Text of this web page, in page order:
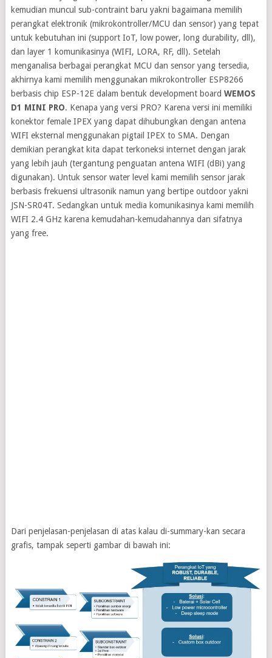
kemudian muncul sub-contraint baru yakni bagaimana memilih
perangkat elektronik (mikrokontroller/MCU dan sensor) yang tepat
untuk kebutuhan ini (support IoT, low power, long durability, dll),
dan layer 1 komunikasinya (WIFI, LORA, RF, dll). Setelah
menganalisa berbagai perangkat MCU dan sensor yang tersedia,
akhirnya kami memilih menggunakan mikrokontroller ESP8266
berbasis chip ESP-12E dalam bentuk development board WEMOS
D1 MINI PRO. Kenapa yang versi PRO? Karena versi ini memiliki
konektor female IPEX yang dapat dihubungkan dengan antena
WIFI eksternal menggunakan pigtail IPEX to SMA. Dengan
demikian perangkat kita dapat terkoneksi internet dengan jarak
yang lebih jauh (tergantung penguatan antena WIFI (dBi) yang
digunakan). Untuk sensor water level kami memilih sensor jarak
berbasis frekuensi ultrasonik namun yang bertipe outdoor yakni
JSN-SR04T. Sedangkan untuk media komunikasinya kami memilih
WIFI 2.4 GHz karena kemudahan-kemudahannya dan sifatnya
yang free.
Dari penjelasan-penjelasan di atas kalau di-summary-kan secara
grafis, tampak seperti gambar di bawah ini: